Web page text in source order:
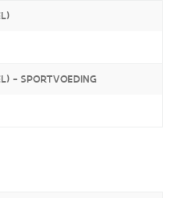
- SPORTVOEDING